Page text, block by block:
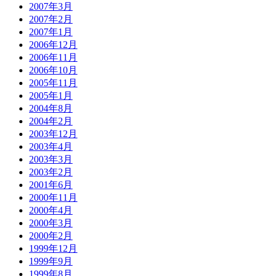
2007年3月
2007年2月
2007年1月
2006年12月
2006年11月
2006年10月
2005年11月
2005年1月
2004年8月
2004年2月
2003年12月
2003年4月
2003年3月
2003年2月
2001年6月
2000年11月
2000年4月
2000年3月
2000年2月
1999年12月
1999年9月
1999年8月